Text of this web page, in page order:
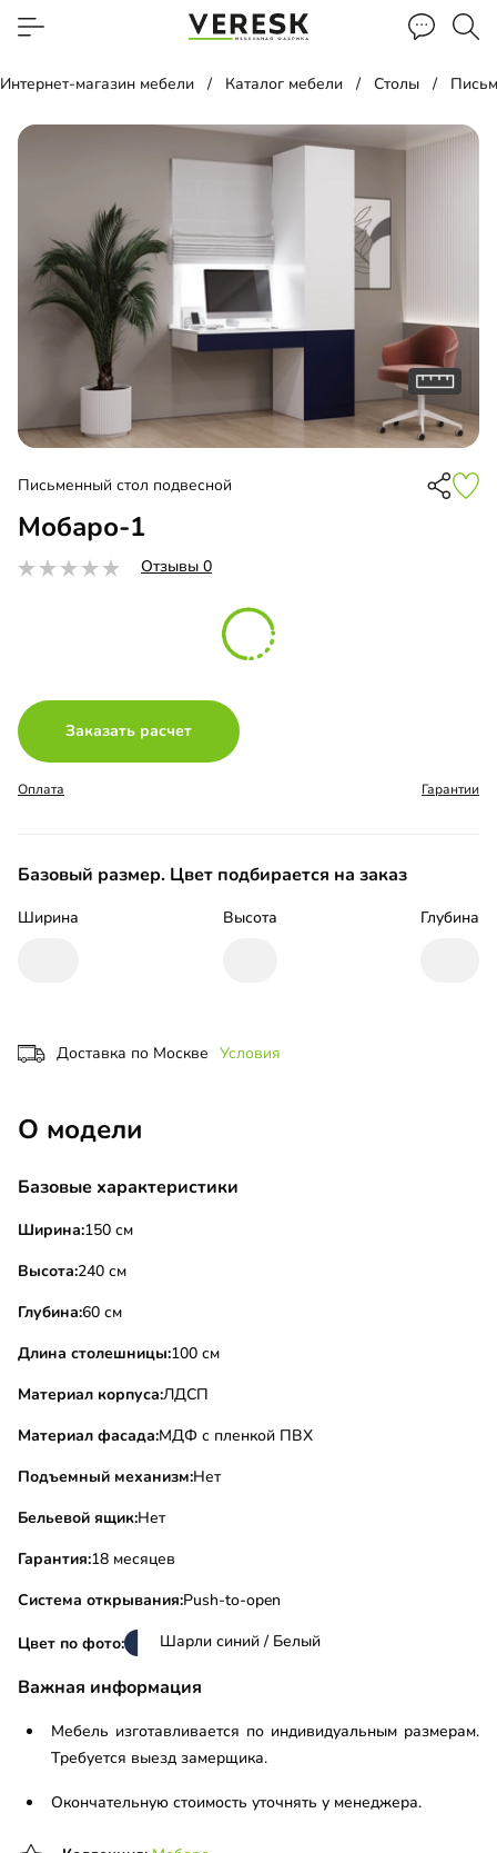
Интернет-магазин мебели Каталог мебели Столы
Письменный стол подвесной
Мобаро-1
Отзывы 0
Заказать расчет
Оплата Гарантии
Базовый размер. Цвет подбирается на заказ
Ширина Высота Глубина
Доставка по Москве Условия
О модели
Базовые характеристики
Ширина:150 см
Высота:240 см
Глубина:60 см
Длина столешницы:100 см
Материал корпуса:ЛДСП
Материал фасада:МДФ с пленкой ПВХ
Подъемный механизм:Нет
Бельевой ящик:Нет
Гарантия:18 месяцев
Система открывания:Push-to-open
Цвет по фото: Шарли синий / Белый
Важная информация
Мебель изготавливается по индивидуальным размерам.
Требуется выезд замерщика.
Окончательную стоимость уточнять у менеджера.